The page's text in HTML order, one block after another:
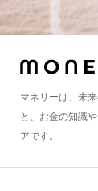
マネリーは、未
と、お金の知識
アです。